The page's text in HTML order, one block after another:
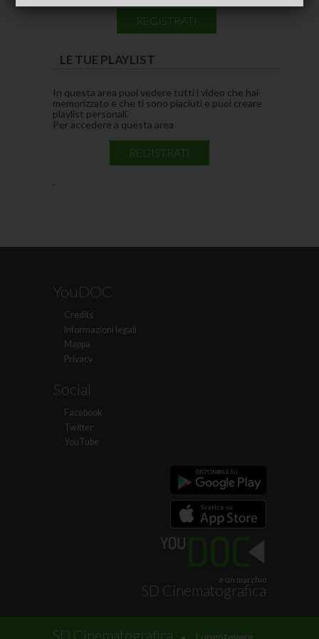
REGISTRATI
LE TUE PLAYLIST
In questa area puoi vedere tutti i video che hai
memorizzato e che ti sono piaciuti e puoi creare
playlist personali.
Per accedere a questa area
REGISTRATI
.
YouDOC
Credits
Informazioni legali
Mappa
Privacy
Social
Facebook
Twitter
YouTube
è un marchio
SD Cinematografica
SD Cinematografica .